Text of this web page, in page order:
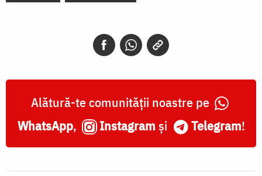
Alătură-te comunității noastre pe
WhatsApp, Instagram și Telegram!